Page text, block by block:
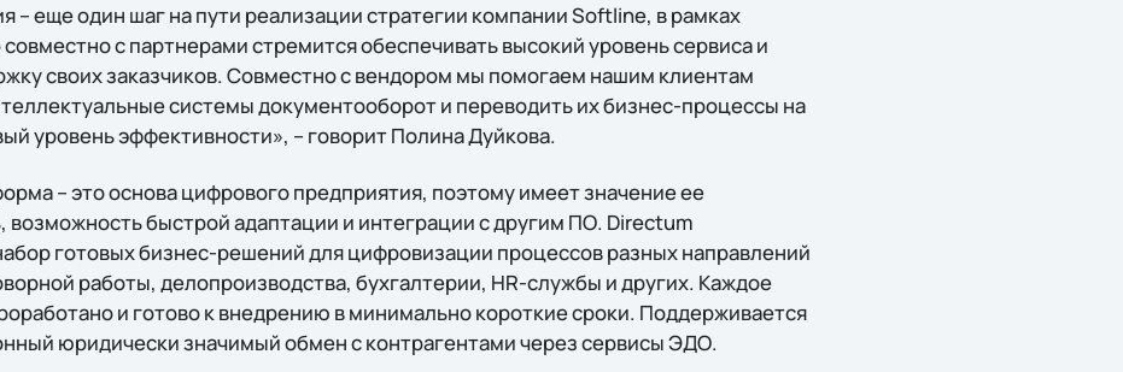
– еще один шаг на пути реализации стратегии компании Softlinе, в рамках
с партнерами стремится обеспечивать высокий уровень сервиса и
своих заказчиков. Совместно с вендором мы помогаем нашим клиентам
системы документооборот и переводить их бизнес-процессы на
уровень эффективности», – говорит Полина Дуйкова.
– это основа цифрового предприятия, поэтому имеет значение ее
быстрой адаптации и интеграции с другим ПО. Directum
готовых бизнес-решений для цифровизации процессов разных направлений
работы, делопроизводства, бухгалтерии, HR-службы и других. Каждое
и готово к внедрению в минимально короткие сроки. Поддерживается
юридически значимый обмен с контрагентами через сервисы ЭДО.